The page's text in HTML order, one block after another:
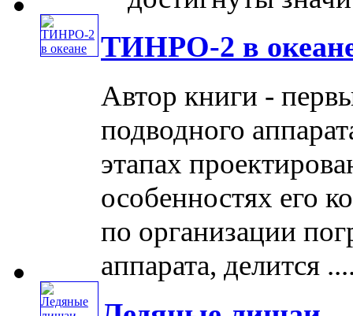
ТИНРО-2 в
Автор книги -
подводного
этапах
особенностях его
по организации
аппарата, делится